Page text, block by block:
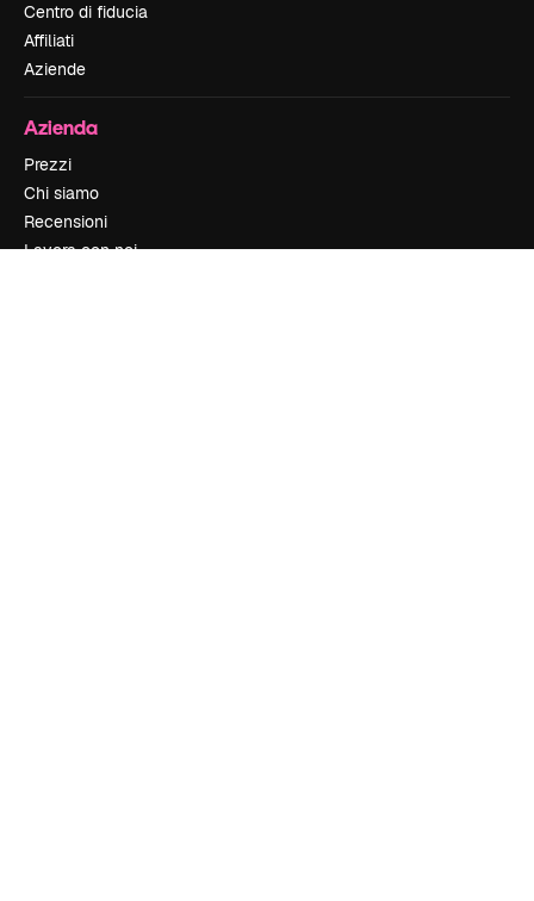
Centro di fiducia
Affiliati
Aziende
Azienda
Prezzi
Chi siamo
Recensioni
Lavora con noi